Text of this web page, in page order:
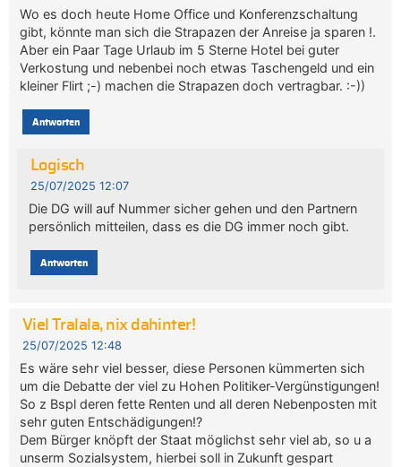
Wo es doch heute Home Office und Konferenzschaltung
gibt, könnte man sich die Strapazen der Anreise ja sparen !.
Aber ein Paar Tage Urlaub im 5 Sterne Hotel bei guter
Verkostung und nebenbei noch etwas Taschengeld und ein
kleiner Flirt ;-) machen die Strapazen doch vertragbar. :-))
Antworten
Logisch
25/07/2025 12:07
Die DG will auf Nummer sicher gehen und den Partnern
persönlich mitteilen, dass es die DG immer noch gibt.
Antworten
Viel Tralala, nix dahinter!
25/07/2025 12:48
Es wäre sehr viel besser, diese Personen kümmerten sich
um die Debatte der viel zu Hohen Politiker-Vergünstigungen!
So z Bspl deren fette Renten und all deren Nebenposten mit
sehr guten Entschädigungen!?
Dem Bürger knöpft der Staat möglichst sehr viel ab, so u a
unserm Sozialsystem, hierbei soll in Zukunft gespart